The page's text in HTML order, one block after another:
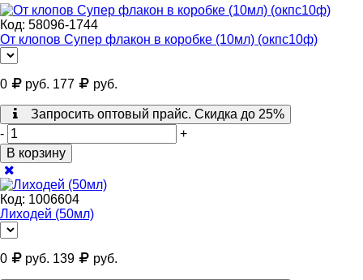
Код: 58096-1744
От клопов Супер флакон в коробке (10мл) (окпс10ф)
0 руб. 177 руб.
Запросить оптовый прайс. Скидка до 25%
-
+
В корзину
Код: 1006604
Лиходей (50мл)
0 руб. 139 руб.